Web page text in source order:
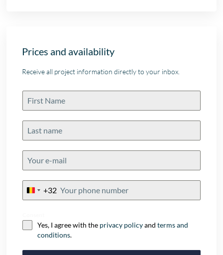
Prices and availability
Receive all project information directly to your inbox.
Belgium
+32
Yes, I agree with the privacy policyandterms and
conditions.